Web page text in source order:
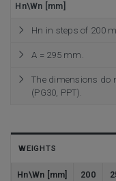
Hn\Wn [mm]
Hn in steps of 200
A = 295 mm.
The dimensions do
(PG30, PPT).
WEIGHTS
Hn\Wn [mm] 200